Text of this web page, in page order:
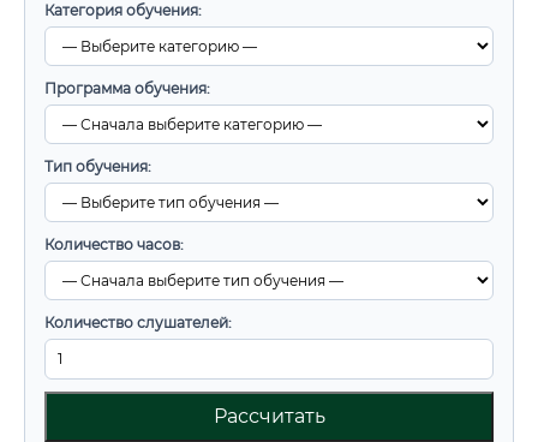
Категория обучения:
Программа обучения:
Тип обучения:
Количество часов:
Количество слушателей:
Рассчитать